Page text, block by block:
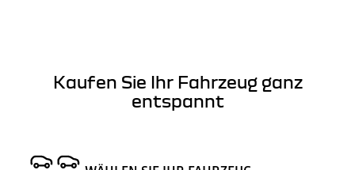
Kaufen Sie Ihr Fahrzeug ganz
entspannt